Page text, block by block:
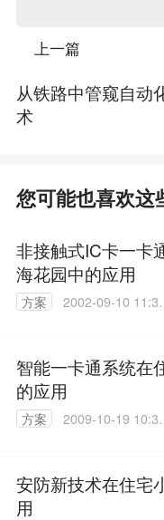
上一篇
从铁路中管窥自动
术
您可能也喜欢这
非接触式IC卡一卡
海花园中的应用
方案
2002-09-10
智能一卡通系统在
的应用
方案
2009-10-19
安防新技术在住宅
用